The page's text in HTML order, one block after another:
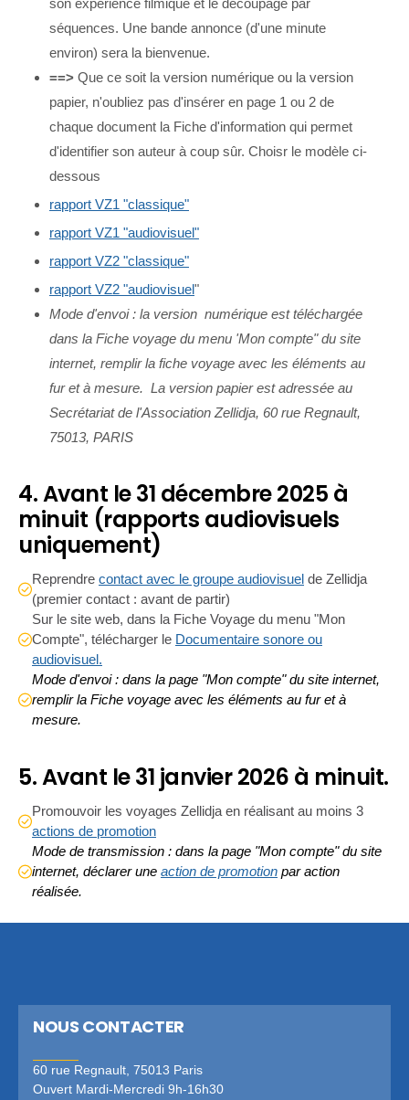
son expérience filmique et le découpage par
séquences. Une bande annonce (d'une minute
environ) sera la bienvenue.
==> Que ce soit la version numérique ou la version
papier, n'oubliez pas d'insérer en page 1 ou 2 de
chaque document la Fiche d'information qui permet
d'identifier son auteur à coup sûr. Choisr le modèle ci-
dessous
rapport VZ1 "classique"
rapport VZ1 "audiovisuel"
rapport VZ2 "classique"
rapport VZ2 "audiovisuel"
Mode d'envoi : la version numérique est téléchargée
dans la Fiche voyage du menu 'Mon compte" du site
internet, remplir la fiche voyage avec les éléments au
fur et à mesure. La version papier est adressée au
Secrétariat de l'Association Zellidja, 60 rue Regnault,
75013, PARIS
4. Avant le 31 décembre 2025 à
minuit (rapports audiovisuels
uniquement)
Reprendre contact avec le groupe audiovisuel de Zellidja
(premier contact : avant de partir)
Sur le site web, dans la Fiche Voyage du menu "Mon
Compte", télécharger le Documentaire sonore ou
audiovisuel.
Mode d'envoi : dans la page "Mon compte" du site internet,
remplir la Fiche voyage avec les éléments au fur et à
mesure.
5. Avant le 31 janvier 2026 à minuit.
Promouvoir les voyages Zellidja en réalisant au moins 3
actions de promotion
Mode de transmission : dans la page "Mon compte" du site
internet, déclarer une action de promotion par action
réalisée.
NOUS CONTACTER
60 rue Regnault, 75013 Paris
Ouvert Mardi-Mercredi 9h-16h30